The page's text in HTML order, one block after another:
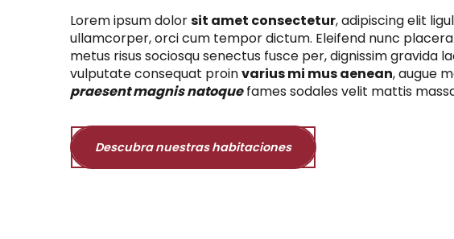
Lorem ipsum dolorsit amet consectetur, adipiscing elit
ullamcorper, orci cum tempor dictum. Eleifend nunc
metus risus sociosqu senectus fusce per, dignissim gravida
vulputate consequat proinvarius mi mus aenean, augue
praesent magnis natoquefames sodales velit mattis
Descubra nuestras habitaciones